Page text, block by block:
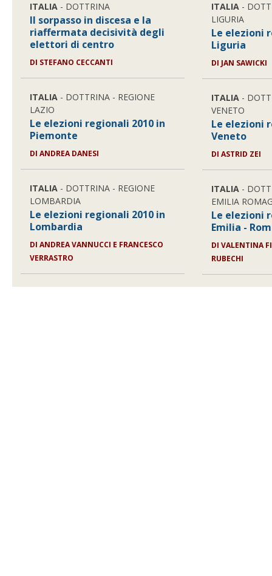
ITALIA - DOTTRINA
Il sorpasso in discesa e la
riaffermata decisività degli
elettori di centro
DI STEFANO CECCANTI
ITALIA - DOTTRINA - REGIONE
LAZIO
Le elezioni regionali 2010 in
Piemonte
DI ANDREA DANESI
ITALIA - DOTTRINA - REGIONE
LOMBARDIA
Le elezioni regionali 2010 in
Lombardia
DI ANDREA VANNUCCI E FRANCESCO
VERRASTRO
ITALIA -
LIGURIA
Le elezioni
Liguria
DI JAN SAWICKI
ITALIA -
VENETO
Le elezioni
Veneto
DI ASTRID ZEI
ITALIA -
EMILIA
Le elezioni
Emilia -
DI VALENTINA
RUBECHI